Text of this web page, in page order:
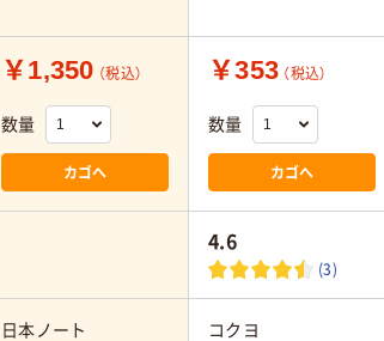
￥1,350 （税込）
数量
カゴへ
￥353 （税込）
数量
カゴへ
4.6
(3)
日本ノート コクヨ